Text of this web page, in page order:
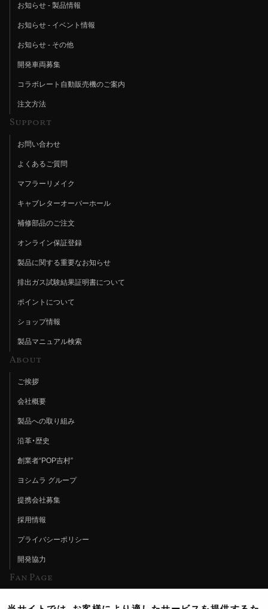
お知らせ - 製品情報
お知らせ - イベント情報
お知らせ - その他
開発車両募集
コラボレート自動販売機のご案内
注文方法
Support
お問い合わせ
よくあるご質問
マフラーリメイク
キャブレターオーバーホール
補修部品のご注文
オンライン保証登録
製品に関する重要なお知らせ
排出ガス試験結果証明書について
ポイントについて
ショップ情報
製品マニュアル検索
About
ご挨拶
会社概要
製品への取り組み
沿革・歴史
創業者“POP吉村”
ヨシムラ グループ
提携会社募集
採用情報
プライバシーポリシー
開発協力
Fan Page